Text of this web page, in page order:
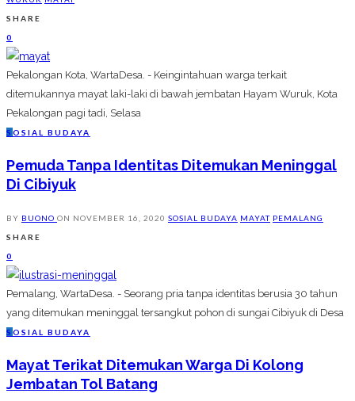
SHARE
0
Pekalongan Kota, WartaDesa. - Keingintahuan warga terkait
ditemukannya mayat laki-laki di bawah jembatan Hayam Wuruk, Kota
Pekalongan pagi tadi, Selasa
S OSIAL BUDAYA
Pemuda Tanpa Identitas Ditemukan Meninggal
Di Cibiyuk
BY BUONO ON NOVEMBER 16, 2020 SOSIAL BUDAYA MAYAT PEMALANG
SHARE
0
Pemalang, WartaDesa. - Seorang pria tanpa identitas berusia 30 tahun
yang ditemukan meninggal tersangkut pohon di sungai Cibiyuk di Desa
S OSIAL BUDAYA
Mayat Terikat Ditemukan Warga Di Kolong
Jembatan Tol Batang